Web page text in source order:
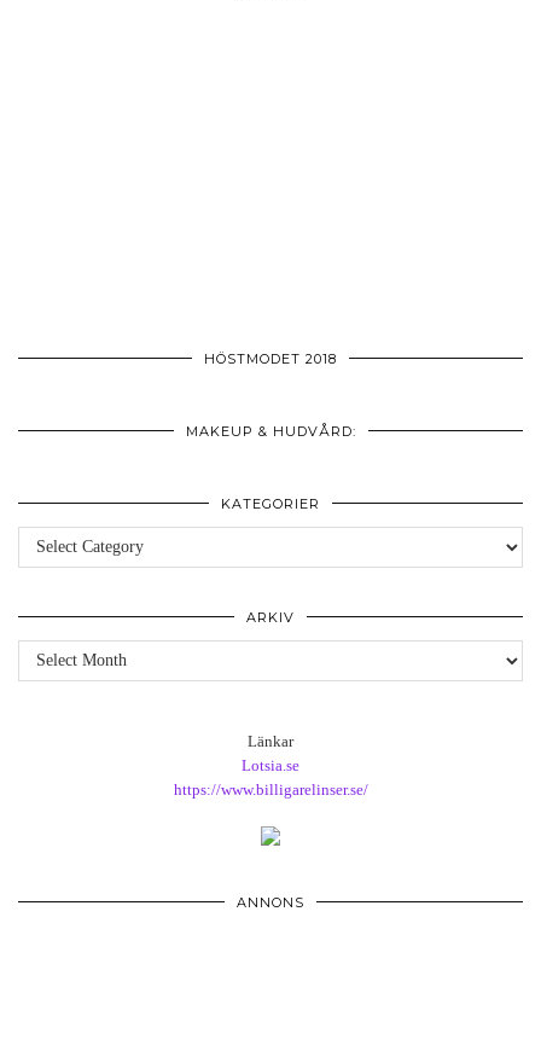
HÖSTMODET 2018
MAKEUP & HUDVÅRD:
KATEGORIER
Kategorier
ARKIV
Arkiv
Länkar
Lotsia.se
https://www.billigarelinser.se/
ANNONS